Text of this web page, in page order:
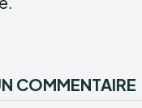
COMMENTAIRE